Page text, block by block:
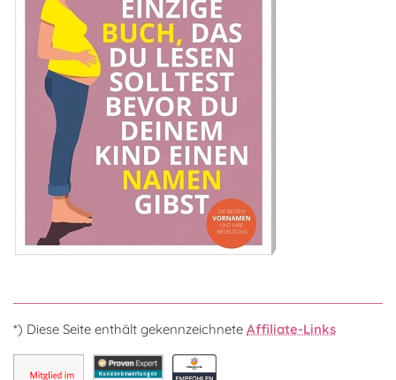
*) Diese Seite enthält gekennzeichnete Affiliate-Links